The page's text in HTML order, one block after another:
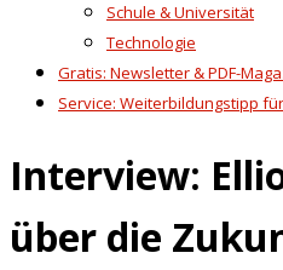
Schule & Universität
Technologie
Gratis: Newsletter & PDF-
Service: Weiterbildungstipp
Interview:
über die